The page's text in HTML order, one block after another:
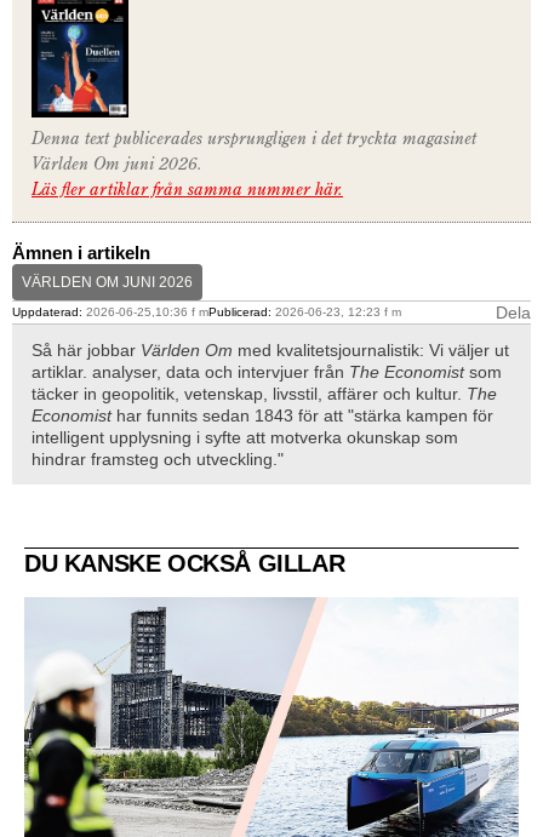
Denna text publicerades ursprungligen i det tryckta magasinet
Världen Om juni 2026.
Läs fler artiklar från samma nummer här.
Ämnen i artikeln
VÄRLDEN OM JUNI 2026
Uppdaterad: 2026-06-25,10:36 f mPublicerad: 2026-06-23, 12:23 f m
Dela
Så här jobbar Världen Om med kvalitetsjournalistik: Vi väljer ut
artiklar. analyser, data och intervjuer från The Economistsom
täcker in geopolitik, vetenskap, livsstil, affärer och kultur. The
Economisthar funnits sedan 1843 för att "stärka kampen för
intelligent upplysning i syfte att motverka okunskap som
hindrar framsteg och utveckling."
DU KANSKE OCKSÅ GILLAR